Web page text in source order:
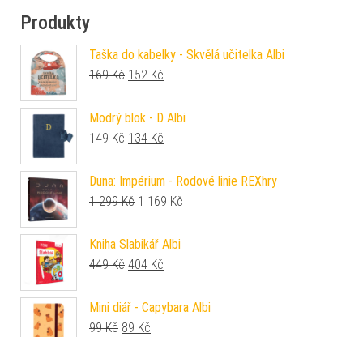
Produkty
Taška do kabelky - Skvělá učitelka Albi
169Kč Původní cena byla: 169 Kč.
152 Kč
Modrý blok - D Albi
149Kč Původní cena byla: 149 Kč.
134 Kč
Duna: Impérium - Rodové linie REXhry
1 299Kč Původní cena byla: 1 299 Kč.
1 169 Kč
Kniha Slabikář Albi
449Kč Původní cena byla: 449 Kč.
404 Kč
Mini diář - Capybara Albi
99Kč Původní cena byla: 99 Kč.
89 Kč